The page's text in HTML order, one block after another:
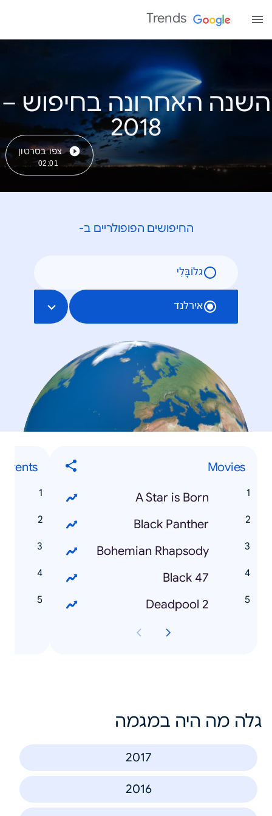
Trends
השנה האחרונה בחיפוש –
צפו בסרטון
02:01
החיפושים הפופולריים ב-
גלוֹבָּלִי
אירלנד
Movies
A Star is Born
Black Panther
Bohemian Rhapsody
Black 47
Deadpool 2
גלה מה היה במגמה
2017
2016